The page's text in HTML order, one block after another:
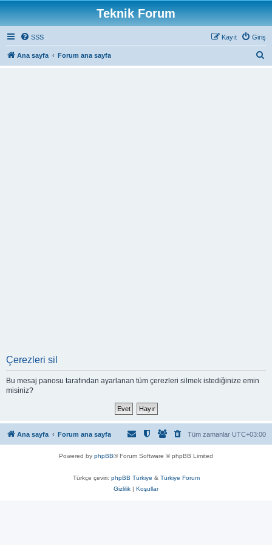
Teknik Forum
SSS Giriş
Kayıt
Ana sayfa Forum ana sayfa
Çerezleri sil
Bu mesaj panosu tarafından ayarlanan tüm çerezleri silmek istediğinize emin
misiniz?
Ana sayfa Forum ana sayfa Tüm zamanlar UTC+03:00
Powered by phpBB® Forum Software © phpBB Limited
Türkçe çeviri: phpBB Türkiye & Türkiye Forum
Gizlilik | Koşullar